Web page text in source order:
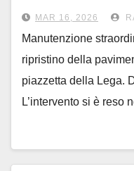
Garibaldi fra
MAR 16, 2026
Manutenzione
ripristino della
piazzetta della Lega.
L’intervento si è reso